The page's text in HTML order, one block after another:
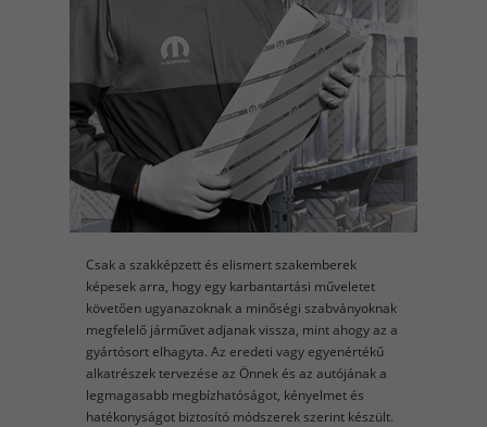
Csak a szakképzett és elismert szakemberek
képesek arra, hogy egy karbantartási műveletet
követően ugyanazoknak a minőségi szabványoknak
megfelelő járművet adjanak vissza, mint ahogy az a
gyártósort elhagyta. Az eredeti vagy egyenértékű
alkatrészek tervezése az Önnek és az autójának a
legmagasabb megbízhatóságot, kényelmet és
hatékonyságot biztosító módszerek szerint készült.